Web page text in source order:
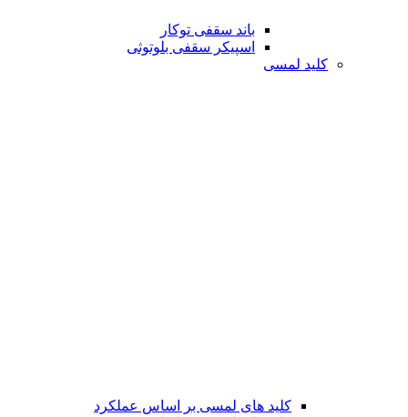
باند سقفی توکار
اسپیکر سقفی بلوتوثی
کلید لمسی
کلید های لمسی بر اساس عملکرد